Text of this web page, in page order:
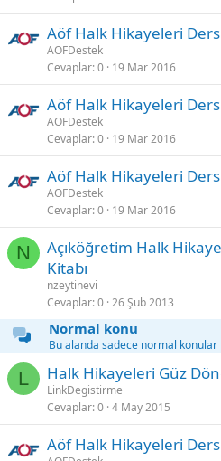
Aöf Halk Hikayeleri
AOFDestek
Cevaplar 0 19 Mar 2016
Aöf Halk Hikayeleri
AOFDestek
Cevaplar 0 19 Mar 2016
Aöf Halk Hikayeleri
AOFDestek
Cevaplar 0 19 Mar 2016
N
Açıköğretim Halk
Kitabı
nzeytinevi
Cevaplar 0 26 Şub 2013
Normal konu
Bu alanda sadece normal
L Halk Hikayeleri Güz
LinkDegistirme
Cevaplar 0 4 May 2015
Aöf Halk Hikayeleri